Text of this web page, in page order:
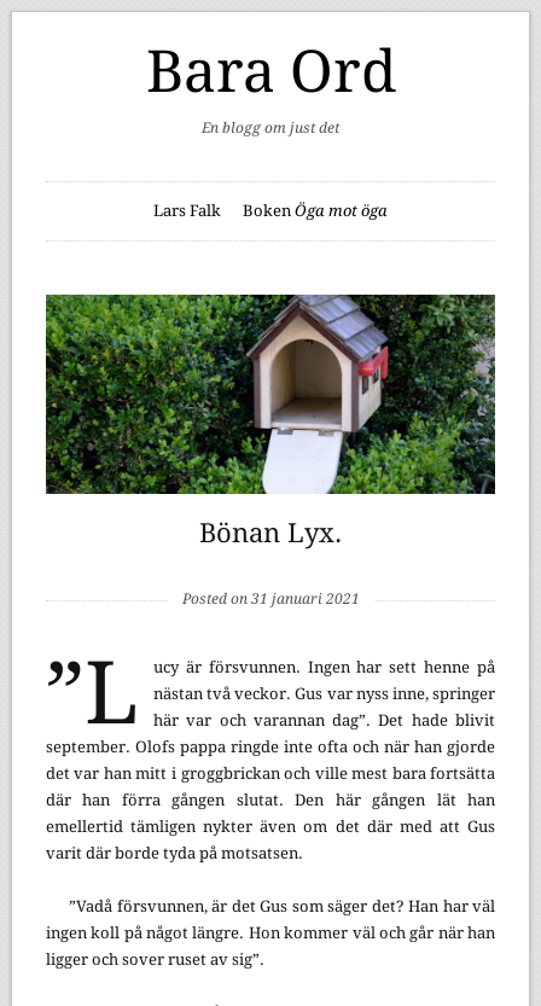
Bara Ord
En blogg om just det
Lars Falk Boken Öga mot öga
Bönan Lyx.
Posted on 31 januari 2021
”L
ucy är försvunnen. Ingen har sett henne på
nästan två veckor. Gus var nyss inne, springer
här var och varannan dag”. Det hade blivit
september. Olofs pappa ringde inte ofta och när han gjorde
det var han mitt i groggbrickan och ville mest bara fortsätta
där han förra gången slutat. Den här gången lät han
emellertid tämligen nykter även om det där med att Gus
varit där borde tyda på motsatsen.
”Vadå försvunnen, är det Gus som säger det? Han har väl
ingen koll på något längre. Hon kommer väl och går när han
ligger och sover ruset av sig”.